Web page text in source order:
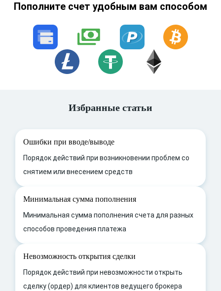
Пополните счет удобным вам способом
Избранные статьи
Ошибки при вводе/выводе
Порядок действий при возникновении проблем со
снятием или внесением средств
Минимальная сумма пополнения
Минимальная сумма пополнения счета для разных
способов проведения платежа
Невозможность открытия сделки
Порядок действий при невозможности открыть
сделку (ордер) для клиентов ведущего брокера